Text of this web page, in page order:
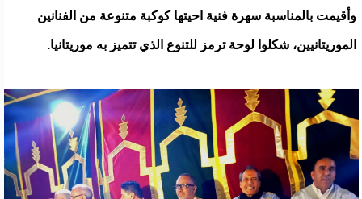
وأقيمت بالمناسبة سهرة فنية احيتها كوكبة متنوعة من الفنانين
الموريتانيين، شكلوا لوحة ترمز للتنوع الذي تتميز به موريتانيا.